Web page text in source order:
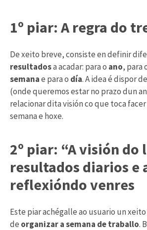
1º piar: A regra do
De xeito breve, consiste en definir
resultadosa acadar: para o ano, para
semanae para o día. A idea é dispor de
(onde queremos estar no prazo dun
relacionar dita visión co que toca
semana e hoxe.
2º piar: “A visión do
resultados diarios e
reflexióndo venres
Este piar achégalle ao usuario un
de organizar a semana de traballo.